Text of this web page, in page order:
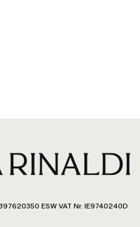
ESW VAT Nr. IE9740240D